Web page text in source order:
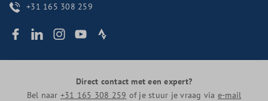
+31 165 308 259
Direct contact met een expert?
Bel naar +31 165 308 259 of je stuur je vraag via e-mail